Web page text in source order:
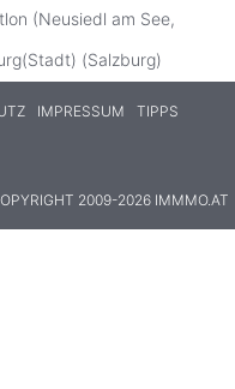
(Neusiedl am See,
(Salzburg)
IMPRESSUM
TIPPS
2009-2026 IMMMO.AT